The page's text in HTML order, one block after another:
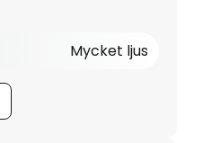
Mycket ljus